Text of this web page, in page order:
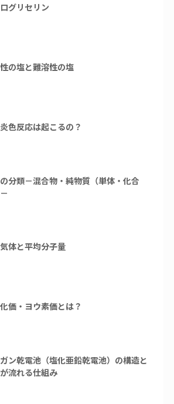
グリセリン
の塩と難溶性の塩
色反応は起こるの？
分類－混合物・純物質（単体・化合
体と平均分子量
価・ヨウ素価とは？
ン乾電池（塩化亜鉛乾電池）の構造と
流れる仕組み